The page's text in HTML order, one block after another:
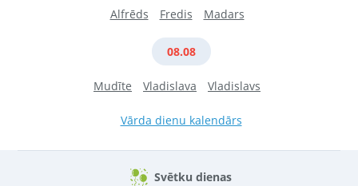
Alfrēds Fredis Madars
08.08
Mudīte Vladislava Vladislavs
Vārda dienu kalendārs
Svētku dienas